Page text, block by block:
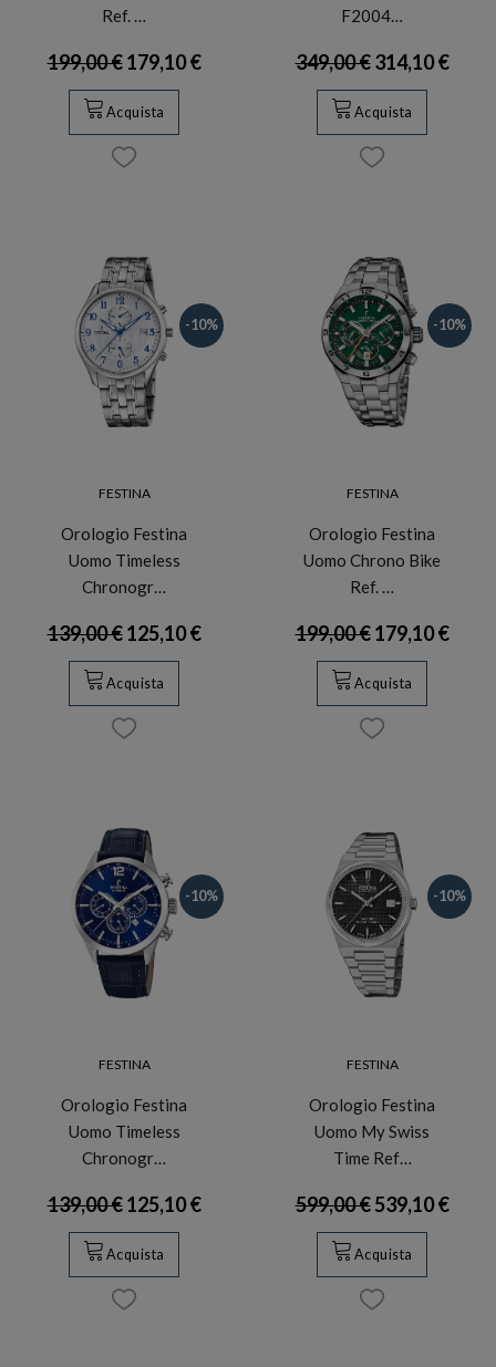
Ref. …
199,00 €179,10 €
Acquista
F2004…
349,00 €314,10 €
Acquista
-10%
FESTINA
Orologio Festina
Uomo Timeless
Chronogr…
139,00 €125,10 €
Acquista
-10%
FESTINA
Orologio Festina
Uomo Chrono Bike
Ref. …
199,00 €179,10 €
Acquista
-10%
FESTINA
Orologio Festina
Uomo Timeless
Chronogr…
139,00 €125,10 €
Acquista
-10%
FESTINA
Orologio Festina
Uomo My Swiss
Time Ref…
599,00 €539,10 €
Acquista